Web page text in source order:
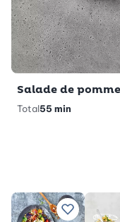
Salade de
Total55 min
Ajouter à